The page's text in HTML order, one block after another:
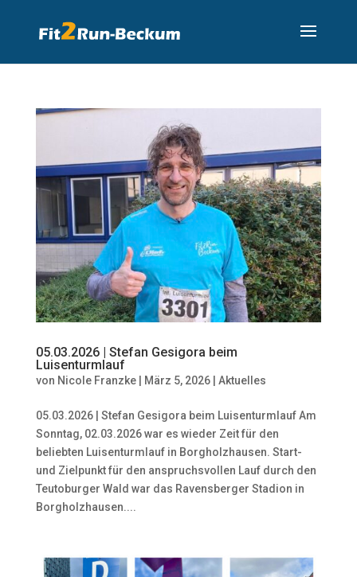
05.03.2026 | Stefan Gesigora beim
Luisenturmlauf
von Nicole Franzke| März 5, 2026| Aktuelles
05.03.2026 | Stefan Gesigora beim Luisenturmlauf Am
Sonntag, 02.03.2026 war es wieder Zeit für den
beliebten Luisenturmlauf in Borgholzhausen. Start-
und Zielpunkt für den anspruchsvollen Lauf durch den
Teutoburger Wald war das Ravensberger Stadion in
Borgholzhausen....